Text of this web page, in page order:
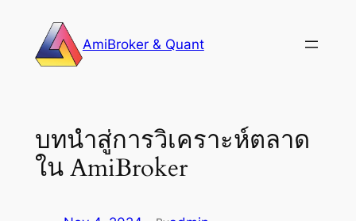
content
AmiBroker & Quant
บทนำสู่การวิเคราะห์ตลาด
ใน AmiBroker